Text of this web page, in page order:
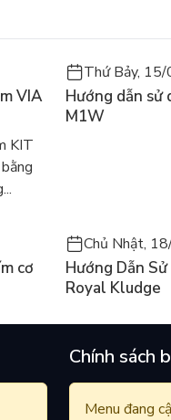
VIA
KIT
Thứ Bảy,
Hướng dẫn sử
M1W
cơ
Chủ Nhật,
Hướng Dẫn
Royal Kludge
Chính sách
Menu đang